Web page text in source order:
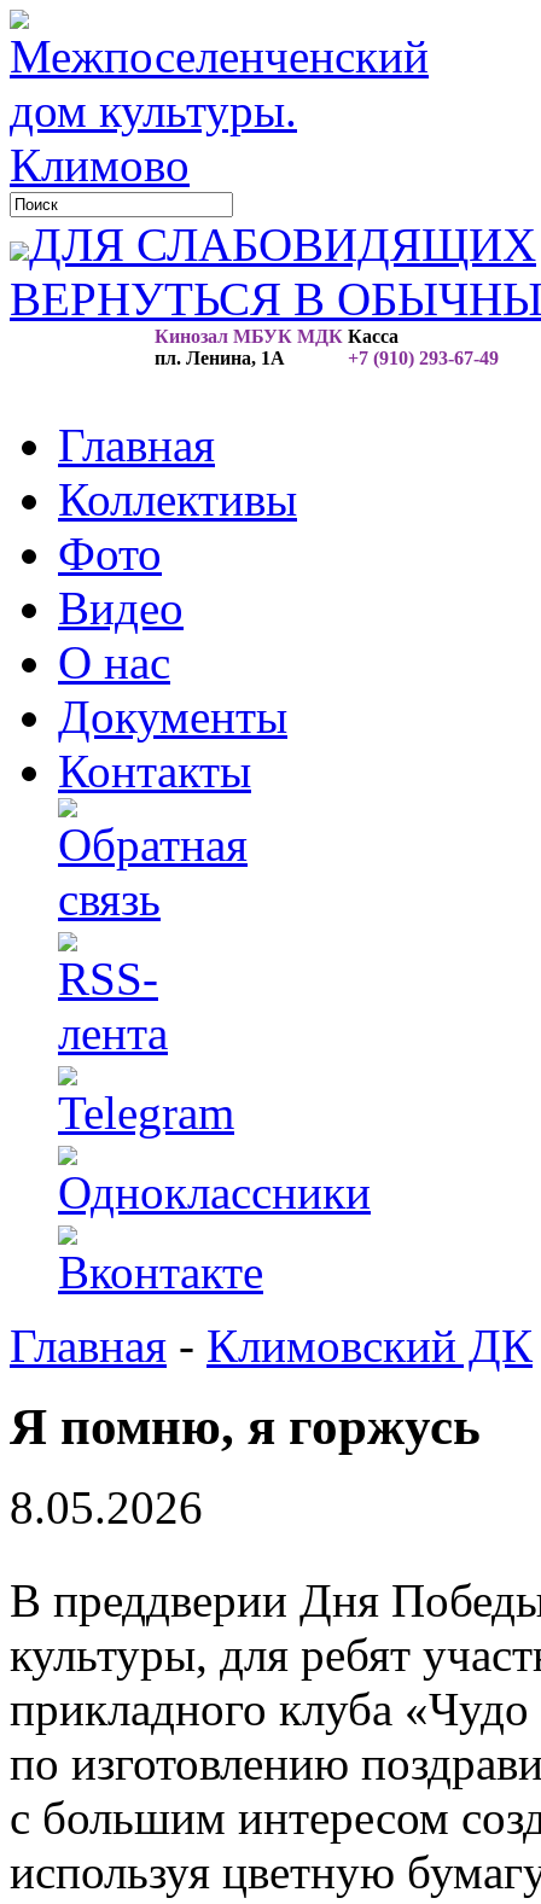
ДЛЯ СЛАБОВИДЯЩИХ
ВЕРНУТЬСЯ В
Кинозал МБУК МДК
пл. Ленина, 1А
Касса
+7 (910) 293-67-49
Главная
Коллективы
Фото
Видео
О нас
Документы
Контакты
Главная - Климовский ДК
Я помню, я горжусь
8.05.2026
‎В преддверии Дня
культуры, для ребят
прикладного клуба «Чудо
по изготовлению
с большим интересом
используя цветную